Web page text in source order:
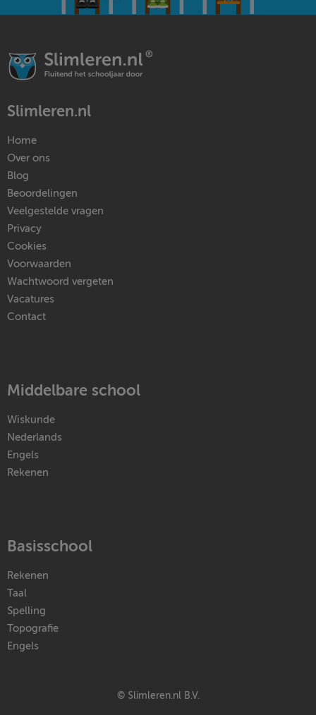
Slimleren.nl
Home
Over ons
Blog
Beoordelingen
Veelgestelde vragen
Privacy
Cookies
Voorwaarden
Wachtwoord vergeten
Vacatures
Contact
Middelbare school
Wiskunde
Nederlands
Engels
Rekenen
Basisschool
Rekenen
Taal
Spelling
Topografie
Engels
© Slimleren.nl B.V.